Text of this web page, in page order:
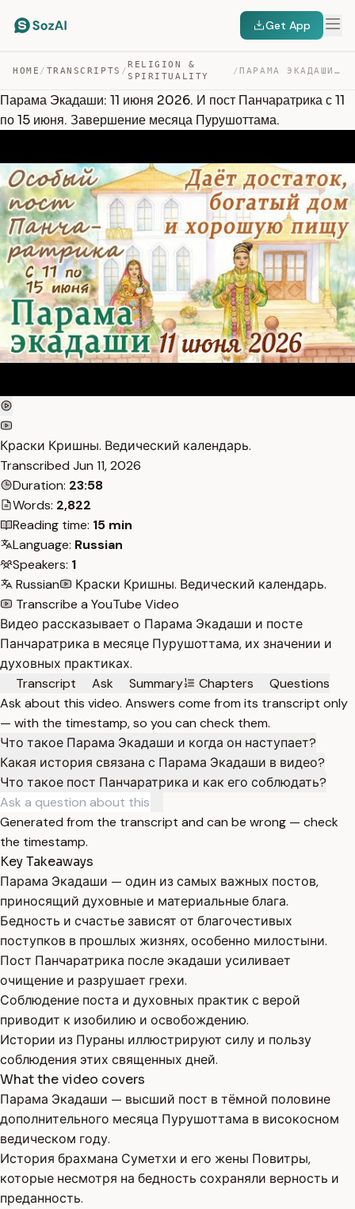
Get App
HOME / TRANSCRIPTS /
RELIGION &
SPIRITUALITY
/ ПАРАМА ЭКАДАШИ: 11 ИЮНЯ 2026. И ПОСТ ПАНЧАРАТРИКА С 11 … — TRANSCRIPT
Парама Экадаши: 11 июня 2026. И пост Панчаратрика с 11
по 15 июня. Завершение месяца Пурушоттама.
Краски Кришны. Ведический календарь.
Transcribed Jun 11, 2026
Duration: 23:58
Words: 2,822
Reading time: 15 min
Language: Russian
Speakers: 1
Russian
Краски Кришны. Ведический календарь.
Transcribe a YouTube Video
Видео рассказывает о Парама Экадаши и посте
Панчаратрика в месяце Пурушоттама, их значении и
духовных практиках.
Transcript
Ask Summary Chapters
Questions
Ask about this video. Answers come from its transcript only
— with the timestamp, so you can check them.
Что такое Парама Экадаши и когда он наступает?
Какая история связана с Парама Экадаши в видео?
Что такое пост Панчаратрика и как его соблюдать?
Generated from the transcript and can be wrong — check
the timestamp.
Key Takeaways
Парама Экадаши — один из самых важных постов,
приносящий духовные и материальные блага.
Бедность и счастье зависят от благочестивых
поступков в прошлых жизнях, особенно милостыни.
Пост Панчаратрика после экадаши усиливает
очищение и разрушает грехи.
Соблюдение поста и духовных практик с верой
приводит к изобилию и освобождению.
Истории из Пураны иллюстрируют силу и пользу
соблюдения этих священных дней.
What the video covers
Парама Экадаши — высший пост в тёмной половине
дополнительного месяца Пурушоттама в високосном
ведическом году.
История брахмана Суметхи и его жены Повитры,
которые несмотря на бедность сохраняли верность и
преданность.